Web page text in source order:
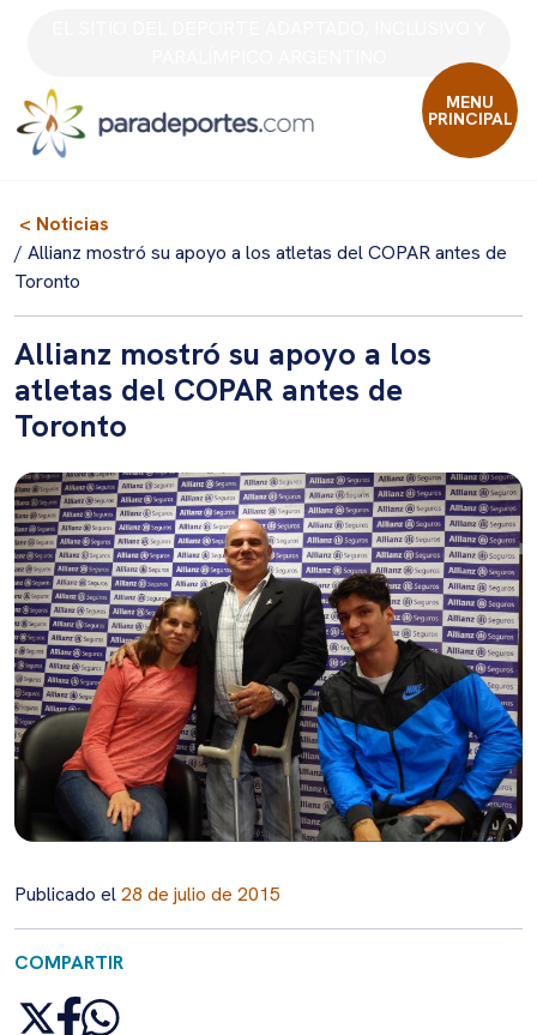
MENU
PRINCIPAL
< Noticias
/ Allianz mostró su apoyo a los atletas del COPAR antes de
Toronto
Allianz mostró su apoyo a los
atletas del COPAR antes de
Toronto
Publicado el28 de julio de 2015
COMPARTIR